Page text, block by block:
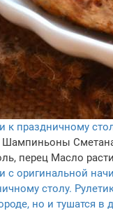
к праздничному
Шампиньоны
перец Масло
с оригинальной
столу.
но и тушатся в